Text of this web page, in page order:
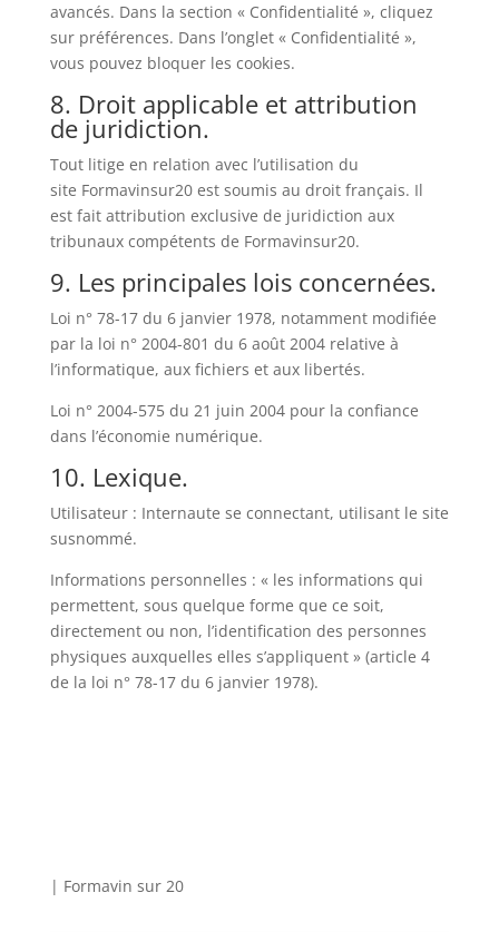
avancés. Dans la section « Confidentialité », cliquez
sur préférences. Dans l’onglet « Confidentialité »,
vous pouvez bloquer les cookies.
8. Droit applicable et attribution
de juridiction.
Tout litige en relation avec l’utilisation du
site Formavinsur20 est soumis au droit français. Il
est fait attribution exclusive de juridiction aux
tribunaux compétents de Formavinsur20.
9. Les principales lois concernées.
Loi n° 78-17 du 6 janvier 1978, notamment modifiée
par la loi n° 2004-801 du 6 août 2004 relative à
l’informatique, aux fichiers et aux libertés.
Loi n° 2004-575 du 21 juin 2004 pour la confiance
dans l’économie numérique.
10. Lexique.
Utilisateur : Internaute se connectant, utilisant le site
susnommé.
Informations personnelles : « les informations qui
permettent, sous quelque forme que ce soit,
directement ou non, l’identification des personnes
physiques auxquelles elles s’appliquent » (article 4
de la loi n° 78-17 du 6 janvier 1978).
| Formavin sur 20